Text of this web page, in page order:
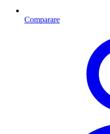
Comparare